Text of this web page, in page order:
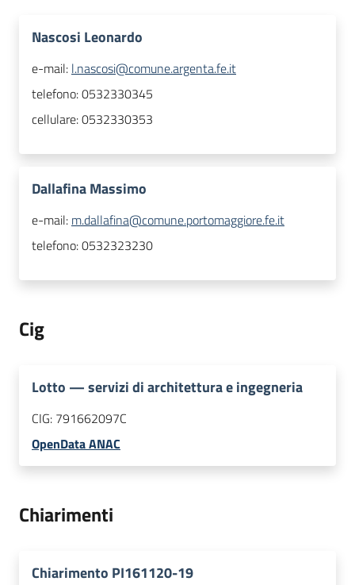
Nascosi Leonardo
e-mail: l.nascosi@comune.argenta.fe.it
telefono:0532330345
cellulare:0532330353
Dallafina Massimo
e-mail: m.dallafina@comune.portomaggiore.fe.it
telefono:0532323230
Cig
Lotto —servizi di architettura e ingegneria
CIG: 791662097C
OpenData ANAC
Chiarimenti
Chiarimento PI161120-19